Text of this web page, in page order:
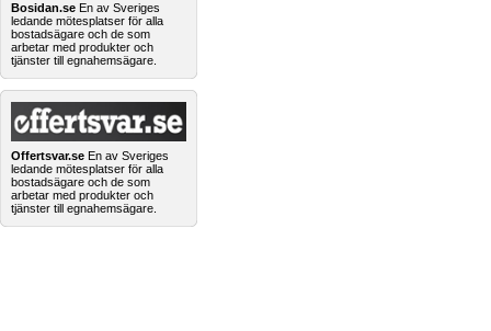
Bosidan.se En av Sveriges
ledande mötesplatser för alla
bostadsägare och de som
arbetar med produkter och
tjänster till egnahemsägare.
Offertsvar.se En av Sveriges
ledande mötesplatser för alla
bostadsägare och de som
arbetar med produkter och
tjänster till egnahemsägare.